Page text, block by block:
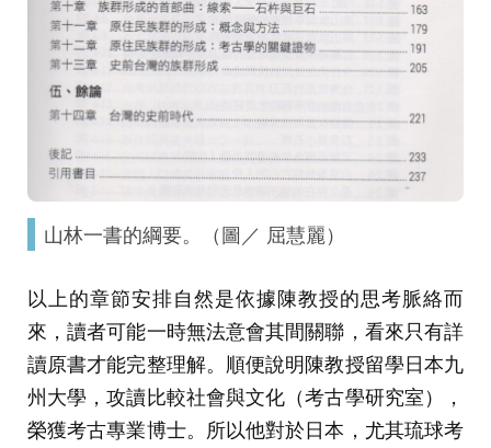
山林一書的綱要。（圖／ 屈慧麗）
以上的章節安排自然是依據陳教授的思考脈絡而
來，讀者可能一時無法意會其間關聯，看來只有詳
讀原書才能完整理解。順便說明陳教授留學日本九
州大學，攻讀比較社會與文化（考古學研究室），
榮獲考古專業博士。所以他對於日本，尤其琉球考